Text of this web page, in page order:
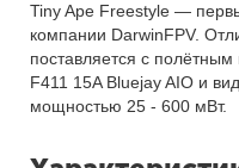
Tiny Ape Freestyle —
компании DarwinFPV.
поставляется с
F411 15A Bluejay AIO и
мощностью 25 - 600 мВт.